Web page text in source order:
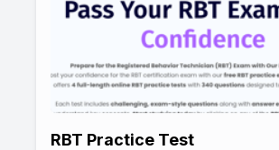
RBT Practice Test